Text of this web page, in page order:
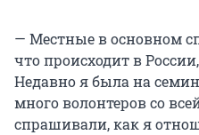
— Местные в основном
что происходит в
Недавно я была на
много волонтеров со
спрашивали, как я